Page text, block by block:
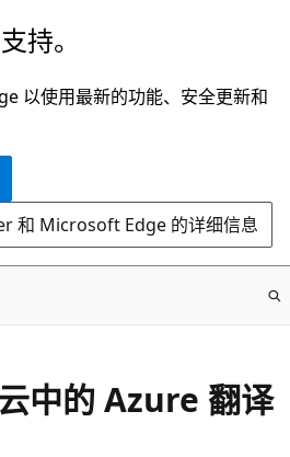
持。
以使用最新的功能、安全更新和
和 Microsoft Edge 的详细信息
中的 Azure 翻译